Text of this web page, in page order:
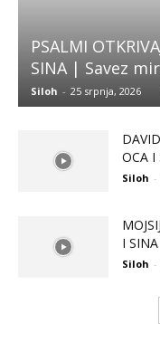
PSALMI
SINA | Savez
Siloh - 25 srpnja, 2026
OCA I
Siloh -
I
Siloh -